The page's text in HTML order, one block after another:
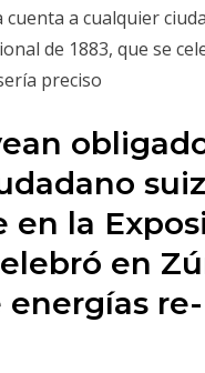
a cualquier
de 1883, que se
preciso
en la
en